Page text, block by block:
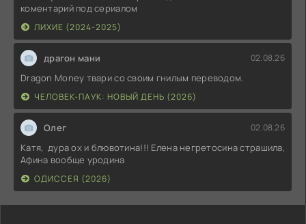
коментарий под сериалом
ЛИХИЕ (2024-2025)
драгон мани 02.08.26
Dragon Money твари со своим гнилым переводом.
ЧЕЛОВЕК-ПАУК: НОВЫЙ ДЕНЬ (2026)
Олег 02.08.26
Катя, дура ох и блювотина!!! Елена негретосина страшила,
Афина вообще уродина
ОДИССЕЯ (2026)